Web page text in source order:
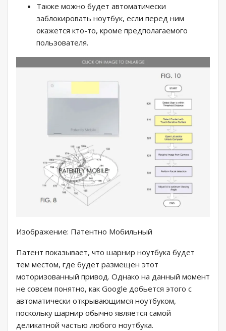
Также можно будет автоматически
заблокировать ноутбук, если перед ним
окажется кто-то, кроме предполагаемого
пользователя.
Изображение: Патентно Мобильный
Патент показывает, что шарнир ноутбука будет
тем местом, где будет размещен этот
моторизованный привод. Однако на данный момент
не совсем понятно, как Google добьется этого с
автоматически открывающимся ноутбуком,
поскольку шарнир обычно является самой
деликатной частью любого ноутбука.